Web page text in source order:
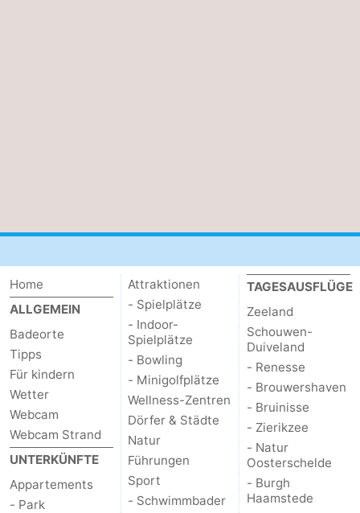
Home
ALLGEMEIN
Badeorte
Tipps
Für kindern
Wetter
Webcam
Webcam Strand
UNTERKÜNFTE
Appartements
- Park
Attraktionen
- Spielplätze
- Indoor-
Spielplätze
- Bowling
- Minigolfplätze
Wellness-Zentren
Dörfer & Städte
Natur
Führungen
Sport
- Schwimmbader
TAGESAUSFLÜGE
Zeeland
Schouwen-
Duiveland
- Renesse
- Brouwershaven
- Bruinisse
- Zierikzee
- Natur
Oosterschelde
- Burgh
Haamstede